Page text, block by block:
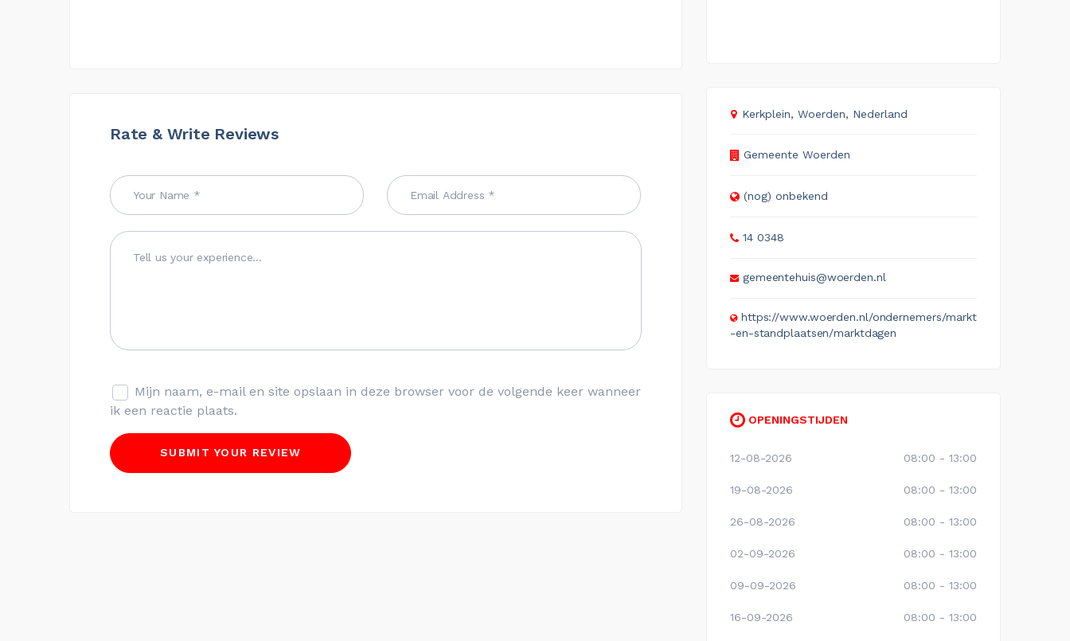
Rate & Write Reviews
Mijn naam, e-mail en site opslaan in deze browser voor de volgende keer wanneer
ik een reactie plaats.
Kerkplein, Woerden, Nederland
Gemeente Woerden
(nog) onbekend
14 0348
gemeentehuis@woerden.nl
https://www.woerden.nl/ondernemers/markt
-en-standplaatsen/marktdagen
OPENINGSTIJDEN
12-08-2026 08:00 - 13:00
19-08-2026 08:00 - 13:00
26-08-2026 08:00 - 13:00
02-09-2026 08:00 - 13:00
09-09-2026 08:00 - 13:00
16-09-2026 08:00 - 13:00